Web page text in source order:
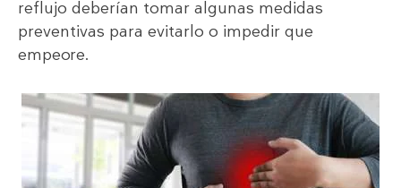
reflujo deberían tomar algunas medidas
preventivas para evitarlo o impedir que
empeore.